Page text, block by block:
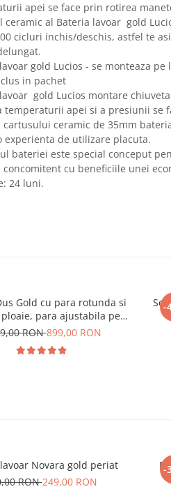
apei se face prin rotirea
ceramic al Bateria lavoar gold
cicluri inchis/deschis, astfel te
gold Lucios - se monteaza
in pachet
gold Lucios montare
temperaturii apei si a presiunii se
cartusului ceramic de 35mm
experienta de utilizare placuta.
bateriei este special conceput
cu beneficiile unei
24 luni.
Gold cu para rotunda si
para ajustabila pe
inaltime
RON899,00 RON
-
Set
Novara gold periat
RON249,00 RON
-